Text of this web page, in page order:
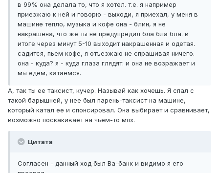
в 99% она делала то, что я хотел. т.е. я например
приезжаю к ней и говорю - выходи, я приехал, у меня в
машине тепло, музыка и кофе она - блин, я не
накрашена, что же ты не предупредил бла бла бла. в
итоге через минут 5-10 выходит накрашенная и одетая.
садится, пьем кофе, я отъезжаю не спрашивая ничего.
она - куда? я - куда глаза глядят. и она не возражает и
мы едем, катаемся.
А, так ты ее таксист, кучер. Называй как хочешь. Я спал с
такой барышней, у нее был парень-таксист на машине,
который катал ее и спонсировал. Она выбирает и сравнивает,
возможно поскакивает на чьем-то мпх.
Цитата
Согласен - данный ход был Ва-банк и видимо я его